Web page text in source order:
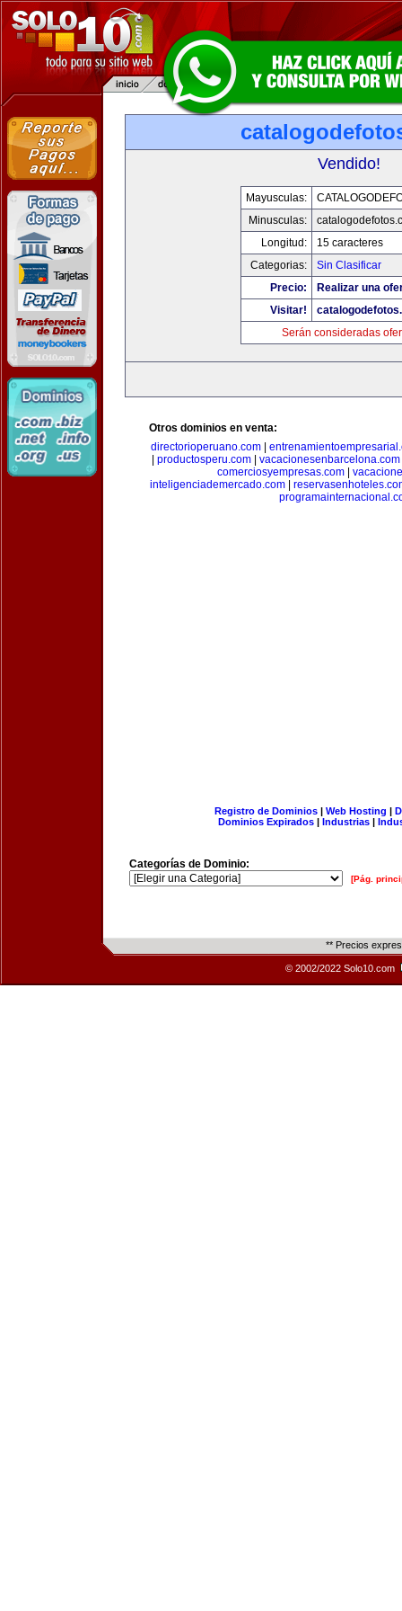
Vendido!
Mayusculas:
Minusculas:
Longitud:
15 caracteres
Categorias:
Sin Clasificar
Precio:
Realizar una
Visitar!
Serán consideradas
Otros dominios en venta:
directorioperuano.com
productosperu.com| vacacionesenbarcelona.com
comerciosyempresas.com|
inteligenciademercado.com|
Registro de Dominios| Web Hosting |
Dominios Expirados | Industrias |
Categorías de Dominio:
[Pág.
** Precios
© 2002/2022 Solo10.com